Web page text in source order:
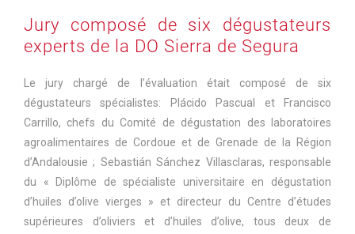
Jury composé de six dégustateurs
experts de la DO Sierra de Segura
Le jury chargé de l’évaluation était composé de six
dégustateurs spécialistes: Plácido Pascual et Francisco
Carrillo, chefs du Comité de dégustation des laboratoires
agroalimentaires de Cordoue et de Grenade de la Région
d’Andalousie ; Sebastián Sánchez Villasclaras, responsable
du « Diplôme de spécialiste universitaire en dégustation
d’huiles d’olive vierges » et directeur du Centre d’études
supérieures d’oliviers et d’huiles d’olive, tous deux de